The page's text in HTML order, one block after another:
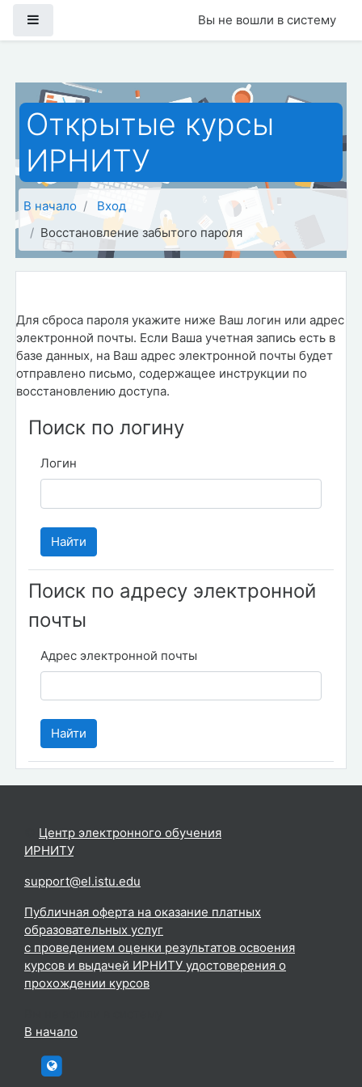
Вы не вошли в систему
Открытые курсы
ИРНИТУ
В начало
Вход
Восстановление забытого пароля
Для сброса пароля укажите ниже Ваш логин или адрес
электронной почты. Если Ваша учетная запись есть в
базе данных, на Ваш адрес электронной почты будет
отправлено письмо, содержащее инструкции по
восстановлению доступа.
Поиск по логину
Логин
Поиск по адресу электронной
почты
Адрес электронной почты
Центр электронного обучения
ИРНИТУ.
support@el.istu.edu
Публичная оферта на оказание платных
образовательных услуг
с проведением оценки результатов освоения
курсов и выдачей ИРНИТУ удостоверения о
прохождении курсов
В начало